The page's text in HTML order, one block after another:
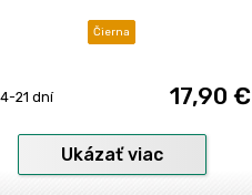
Čierna
21 dní 17,90 €
Ukázať viac